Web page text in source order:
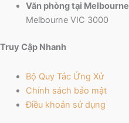
Văn phòng tại Melbourne
Melbourne VIC 3000
Truy Cập Nhanh
Bộ Quy Tắc Ứng Xử
Chính sách bảo mật
Điều khoản sử dụng